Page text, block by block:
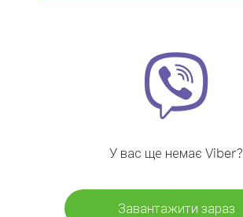
У вас ще немає Viber?
Завантажити зараз